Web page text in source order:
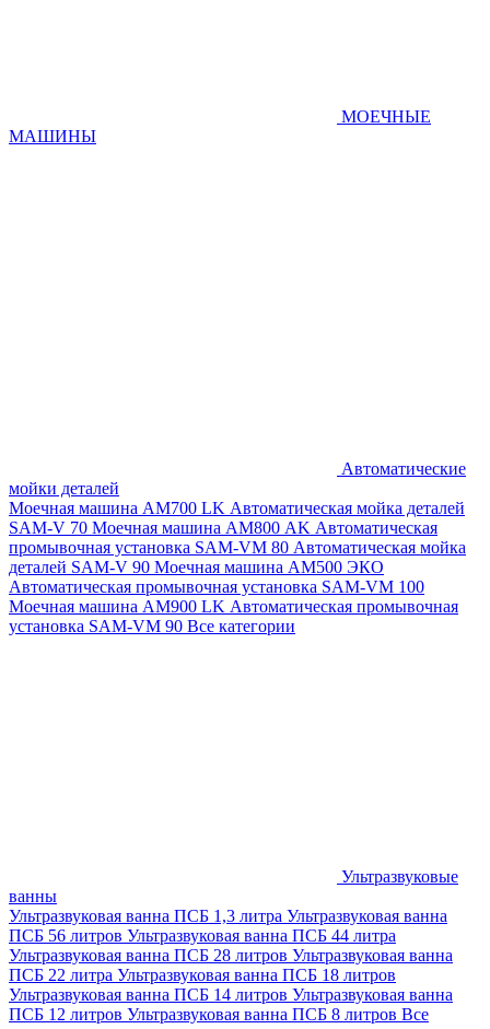
МОЕЧНЫЕ
МАШИНЫ
Автоматические
мойки деталей
Моечная машина AM700 LK Автоматическая мойка деталей
SAM-V 70 Моечная машина АМ800 AK Автоматическая
промывочная установка SAM-VM 80 Автоматическая мойка
деталей SAM-V 90 Моечная машина АМ500 ЭКО
Автоматическая промывочная установка SAM-VM 100
Моечная машина AM900 LK Автоматическая промывочная
установка SAM-VM 90 Все категории
Ультразвуковые
ванны
Ультразвуковая ванна ПСБ 1,3 литра Ультразвуковая ванна
ПСБ 56 литров Ультразвуковая ванна ПСБ 44 литра
Ультразвуковая ванна ПСБ 28 литров Ультразвуковая ванна
ПСБ 22 литра Ультразвуковая ванна ПСБ 18 литров
Ультразвуковая ванна ПСБ 14 литров Ультразвуковая ванна
ПСБ 12 литров Ультразвуковая ванна ПСБ 8 литров Все